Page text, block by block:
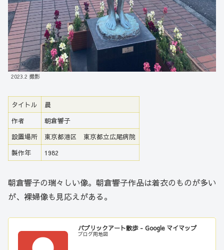
2023.2 撮影
タイトル
晨
作者
朝倉響子
設置場所
東京都港区 東京都立広尾病院
製作年
1982
朝倉響子の瑞々しい像。朝倉響子作品は着衣のものが多い
が、裸婦像も見応えがある。
パブリックアート散歩 - Google マイマップ
ブログ用地図